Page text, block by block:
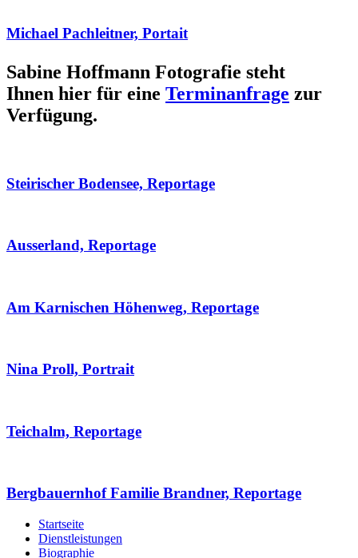
Michael Pachleitner, Portait
Sabine Hoffmann Fotografie steht
Ihnen hier für eine Terminanfrage zur
Verfügung.
Steirischer Bodensee, Reportage
Ausserland, Reportage
Am Karnischen Höhenweg, Reportage
Nina Proll, Portrait
Teichalm, Reportage
Bergbauernhof Familie Brandner, Reportage
Startseite
Dienstleistungen
Biographie